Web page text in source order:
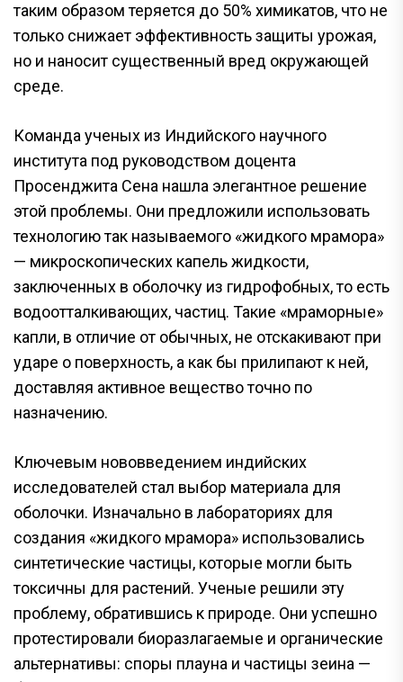
таким образом теряется до 50% химикатов, что не
только снижает эффективность защиты урожая,
но и наносит существенный вред окружающей
среде.
Команда ученых из Индийского научного
института под руководством доцента
Просенджита Сена нашла элегантное решение
этой проблемы. Они предложили использовать
технологию так называемого «жидкого мрамора»
— микроскопических капель жидкости,
заключенных в оболочку из гидрофобных, то есть
водоотталкивающих, частиц. Такие «мраморные»
капли, в отличие от обычных, не отскакивают при
ударе о поверхность, а как бы прилипают к ней,
доставляя активное вещество точно по
назначению.
Ключевым нововведением индийских
исследователей стал выбор материала для
оболочки. Изначально в лабораториях для
создания «жидкого мрамора» использовались
синтетические частицы, которые могли быть
токсичны для растений. Ученые решили эту
проблему, обратившись к природе. Они успешно
протестировали биоразлагаемые и органические
альтернативы: споры плауна и частицы зеина —